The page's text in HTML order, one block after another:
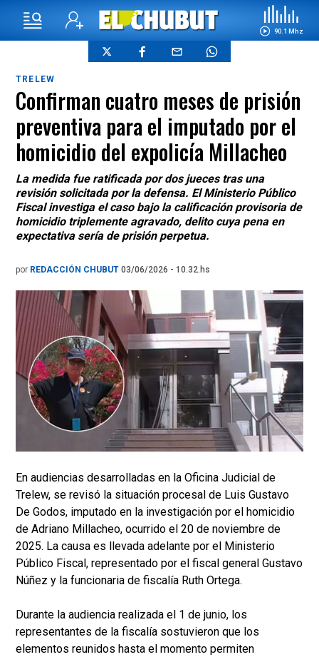
90.1 Mhz
TRELEW
Confirman cuatro meses de prisión
preventiva para el imputado por el
homicidio del expolicía Millacheo
La medida fue ratificada por dos jueces tras una
revisión solicitada por la defensa. El Ministerio Público
Fiscal investiga el caso bajo la calificación provisoria de
homicidio triplemente agravado, delito cuya pena en
expectativa sería de prisión perpetua.
por REDACCIÓN CHUBUT 03/06/2026 - 10.32.hs
En audiencias desarrolladas en la Oficina Judicial de
Trelew, se revisó la situación procesal de Luis Gustavo
De Godos, imputado en la investigación por el homicidio
de Adriano Millacheo, ocurrido el 20 de noviembre de
2025. La causa es llevada adelante por el Ministerio
Público Fiscal, representado por el fiscal general Gustavo
Núñez y la funcionaria de fiscalía Ruth Ortega.
Durante la audiencia realizada el 1 de junio, los
representantes de la fiscalía sostuvieron que los
elementos reunidos hasta el momento permiten